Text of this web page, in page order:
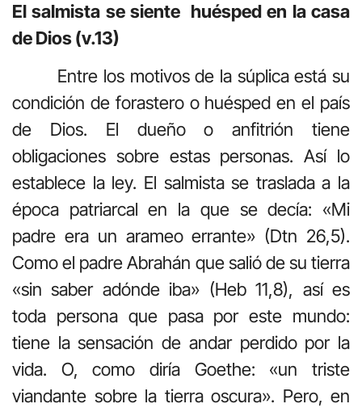
El salmista se siente huésped en la casa
de Dios (v.13)
Entre los motivos de la súplica está su
condición de forastero o huésped en el país
de Dios. El dueño o anfitrión tiene
obligaciones sobre estas personas. Así lo
establece la ley. El salmista se traslada a la
época patriarcal en la que se decía: «Mi
padre era un arameo errante» (Dtn 26,5).
Como el padre Abrahán que salió de su tierra
«sin saber adónde iba» (Heb 11,8), así es
toda persona que pasa por este mundo:
tiene la sensación de andar perdido por la
vida. O, como diría Goethe: «un triste
viandante sobre la tierra oscura». Pero, en